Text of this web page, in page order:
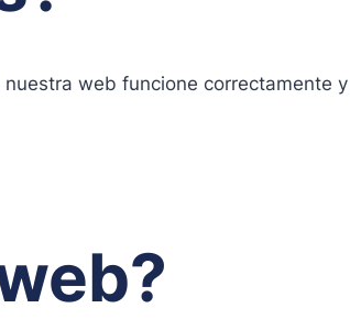
web funcione correctamente